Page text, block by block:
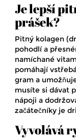
Je lepší
prášek?
Pitný kolagen
pohodlí a
namíchané
pomáhají
gram a
musíte si dávat
nápoji a
začátečníky je
Vyvolává